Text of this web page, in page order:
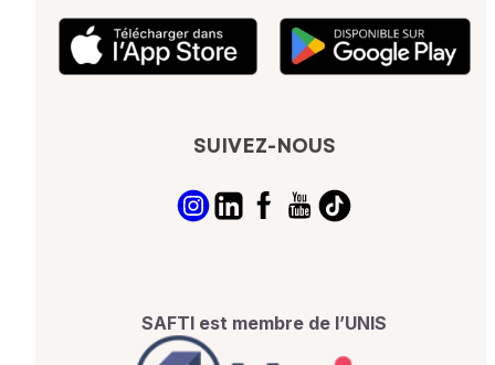
SUIVEZ-NOUS
SAFTI est membre de l’UNIS